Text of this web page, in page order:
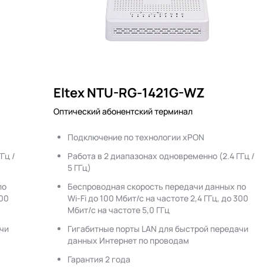
/
Eltex NTU-RG-1421G-WZ
Оптический абонентский терминал
Подключение по технологии xPON
Работа в 2 диапазонах одновременно (2.4 ГГц /
5 ГГц)
Беспроводная скорость передачи данных по
Wi-Fi до 100 Мбит/с на частоте 2,4 ГГц, до 300
Мбит/с на частоте 5,0 ГГц
Гигабитные порты LAN для быстрой передачи
данных Интернет по проводам
Гарантия 2 года